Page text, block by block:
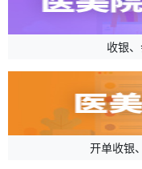
收银
开单收银